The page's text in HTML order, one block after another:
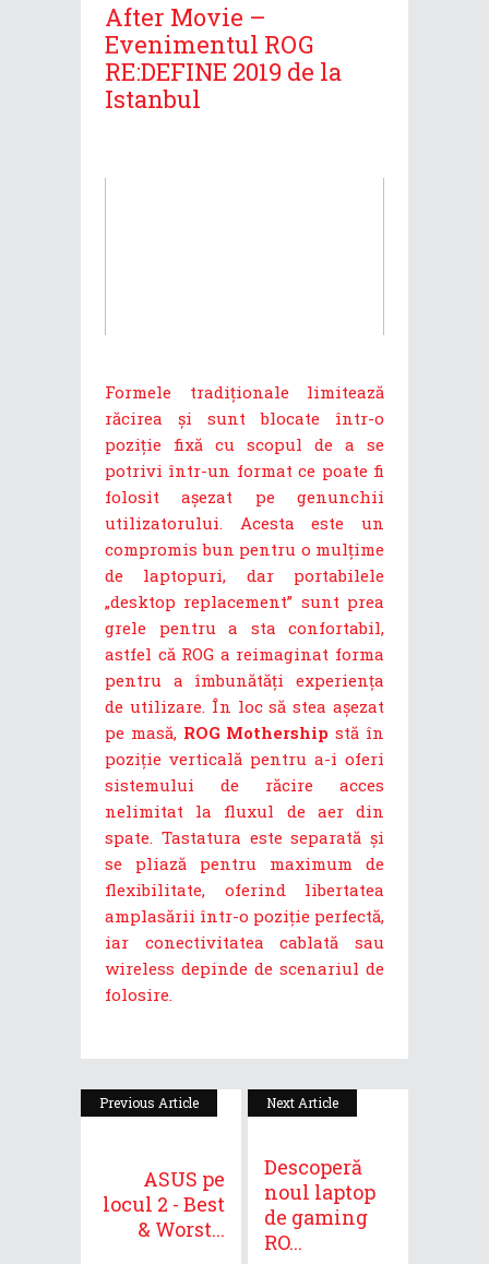
After Movie –
Evenimentul ROG
RE:DEFINE 2019 de la
Istanbul
Formele tradiționale limitează
răcirea și sunt blocate într-o
poziție fixă cu scopul de a se
potrivi într-un format ce poate fi
folosit așezat pe genunchii
utilizatorului. Acesta este un
compromis bun pentru o mulțime
de laptopuri, dar portabilele
„desktop replacement” sunt prea
grele pentru a sta confortabil,
astfel că ROG a reimaginat forma
pentru a îmbunătăți experiența
de utilizare. În loc să stea așezat
pe masă, ROG Mothership stă în
poziție verticală pentru a-i oferi
sistemului de răcire acces
nelimitat la fluxul de aer din
spate. Tastatura este separată și
se pliază pentru maximum de
flexibilitate, oferind libertatea
amplasării într-o poziție perfectă,
iar conectivitatea cablată sau
wireless depinde de scenariul de
folosire.
Previous Article
ASUS pe
locul 2 - Best
& Worst...
Next Article
Descoperă
noul laptop
de gaming
RO...